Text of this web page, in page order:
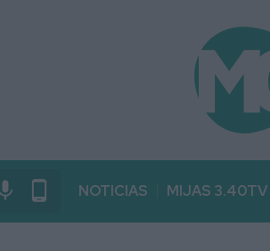
phone_android NOTICIAS MIJAS 3.40TV